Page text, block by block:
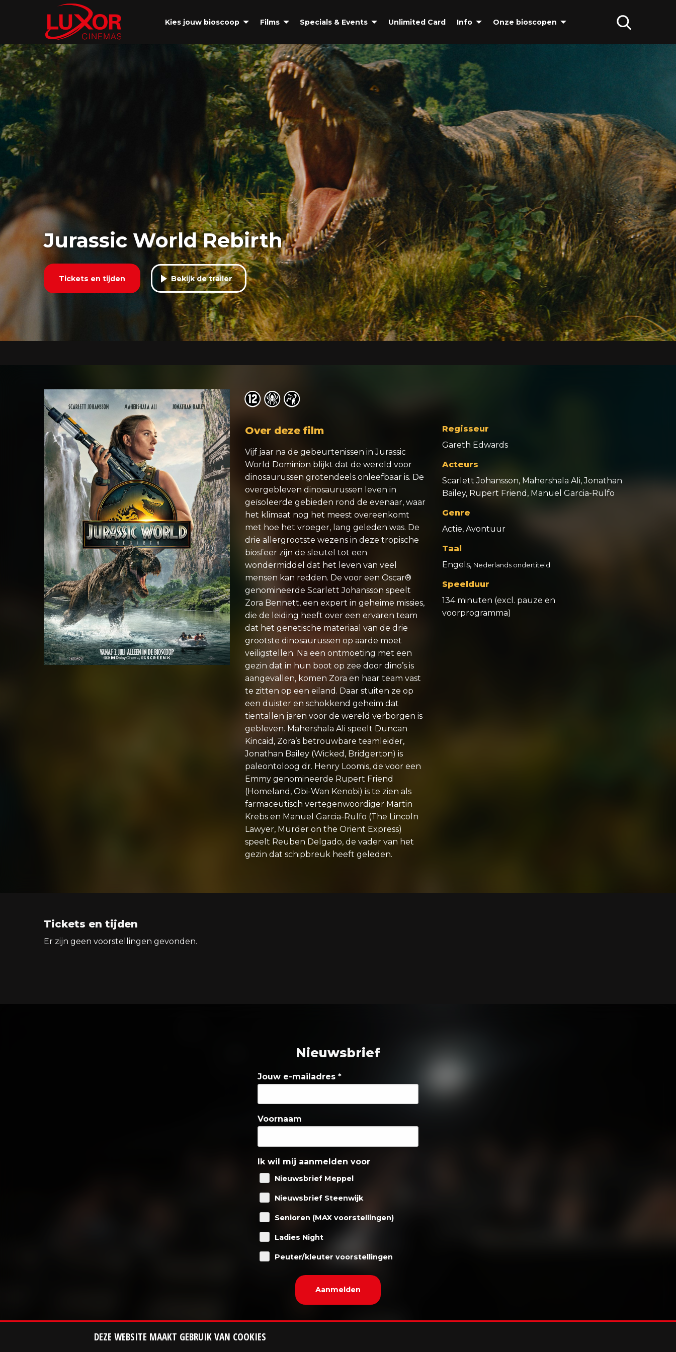
Kies jouw bioscoop Films Specials & Events Unlimited Card Info Onze bioscopen
Jurassic World Rebirth
Tickets en tijden Bekijk de trailer
o o o
Over deze film
Vijf jaar na de gebeurtenissen in Jurassic
World Dominion blijkt dat de wereld voor
dinosaurussen grotendeels onleefbaar is. De
overgebleven dinosaurussen leven in
geïsoleerde gebieden rond de evenaar, waar
het klimaat nog het meest overeenkomt
met hoe het vroeger, lang geleden was. De
drie allergrootste wezens in deze tropische
biosfeer zijn de sleutel tot een
wondermiddel dat het leven van veel
mensen kan redden. De voor een Oscar®
genomineerde Scarlett Johansson speelt
Zora Bennett, een expert in geheime missies,
die de leiding heeft over een ervaren team
dat het genetische materiaal van de drie
grootste dinosaurussen op aarde moet
veiligstellen. Na een ontmoeting met een
gezin dat in hun boot op zee door dino’s is
aangevallen, komen Zora en haar team vast
te zitten op een eiland. Daar stuiten ze op
een duister en schokkend geheim dat
tientallen jaren voor de wereld verborgen is
gebleven. Mahershala Ali speelt Duncan
Kincaid, Zora’s betrouwbare teamleider,
Jonathan Bailey (Wicked, Bridgerton) is
paleontoloog dr. Henry Loomis, de voor een
Emmy genomineerde Rupert Friend
(Homeland, Obi-Wan Kenobi) is te zien als
farmaceutisch vertegenwoordiger Martin
Krebs en Manuel Garcia-Rulfo (The Lincoln
Lawyer, Murder on the Orient Express)
speelt Reuben Delgado, de vader van het
gezin dat schipbreuk heeft geleden.
Regisseur
Gareth Edwards
Acteurs
Scarlett Johansson, Mahershala Ali, Jonathan
Bailey, Rupert Friend, Manuel Garcia-Rulfo
Genre
Actie, Avontuur
Taal
Engels, Nederlands ondertiteld
Speelduur
134 minuten (excl. pauze en
voorprogramma)
Tickets en tijden
Er zijn geen voorstellingen gevonden.
Nieuwsbrief
Jouw e-mailadres *
Voornaam
Ik wil mij aanmelden voor
Nieuwsbrief Meppel
Nieuwsbrief Steenwijk
Senioren (MAX voorstellingen)
Ladies Night
Peuter/kleuter voorstellingen
DEZE WEBSITE MAAKT GEBRUIK VAN COOKIES